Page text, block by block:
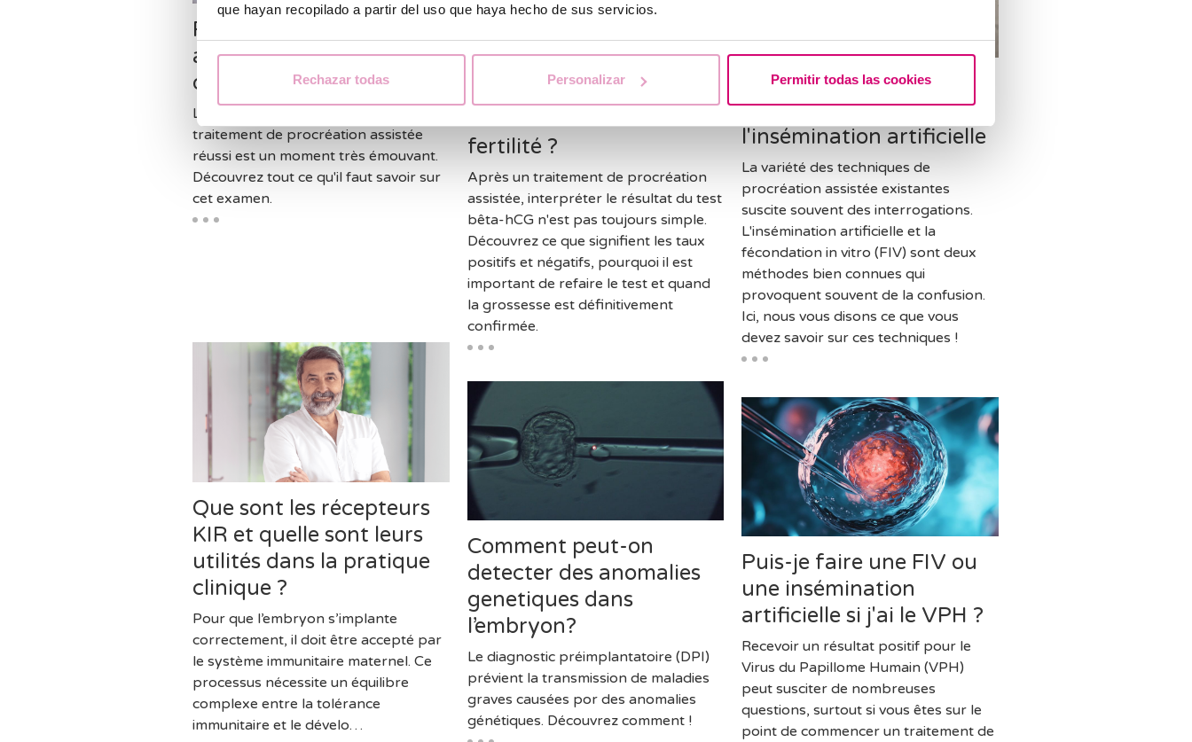
que hayan recopilado a partir del uso que haya hecho de sus servicios.
Rechazar todas Personalizar Permitir todas las cookies
Première échographie
après une FIV ou un don
d'ovules
La première échographie après un
traitement de procréation assistée
réussi est un moment très émouvant.
Découvrez tout ce qu'il faut savoir sur
cet examen.
Comment interpréter un
négatif au test de bêta-
hCG en matière de
fertilité ?
Après un traitement de procréation
assistée, interpréter le résultat du test
bêta-hCG n'est pas toujours simple.
Découvrez ce que signifient les taux
positifs et négatifs, pourquoi il est
important de refaire le test et quand
la grossesse est définitivement
confirmée.
Différences entre la
fécondation in vitro et
l'insémination artificielle
La variété des techniques de
procréation assistée existantes
suscite souvent des interrogations.
L'insémination artificielle et la
fécondation in vitro (FIV) sont deux
méthodes bien connues qui
provoquent souvent de la confusion.
Ici, nous vous disons ce que vous
devez savoir sur ces techniques !
Que sont les récepteurs
KIR et quelle sont leurs
utilités dans la pratique
clinique ?
Pour que l’embryon s’implante
correctement, il doit être accepté par
le système immunitaire maternel. Ce
processus nécessite un équilibre
complexe entre la tolérance
immunitaire et le dévelo…
Comment peut-on
detecter des anomalies
genetiques dans
l’embryon?
Le diagnostic préimplantatoire (DPI)
prévient la transmission de maladies
graves causées por des anomalies
génétiques. Découvrez comment !
Puis-je faire une FIV ou
une insémination
artificielle si j'ai le VPH ?
Recevoir un résultat positif pour le
Virus du Papillome Humain (VPH)
peut susciter de nombreuses
questions, surtout si vous êtes sur le
point de commencer un traitement de